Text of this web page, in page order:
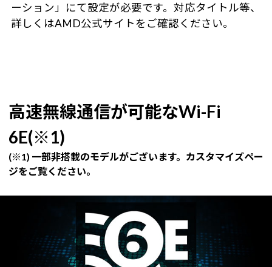
ーション」にて設定が必要です。対応タイトル等、
詳しくはAMD公式サイトをご確認ください。
高速無線通信が可能なWi-Fi
6E(※1)
(※1) 一部非搭載のモデルがございます。カスタマイズペー
ジをご覧ください。